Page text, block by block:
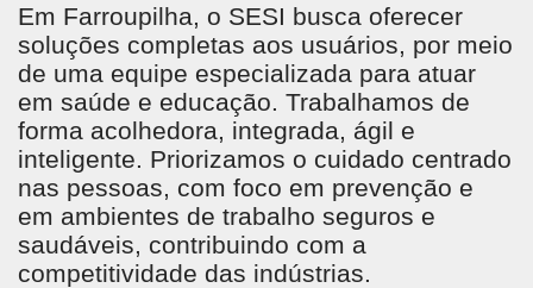
Em Farroupilha, o SESI busca oferecer
soluções completas aos usuários, por meio
de uma equipe especializada para atuar
em saúde e educação. Trabalhamos de
forma acolhedora, integrada, ágil e
inteligente. Priorizamos o cuidado centrado
nas pessoas, com foco em prevenção e
em ambientes de trabalho seguros e
saudáveis, contribuindo com a
competitividade das indústrias.